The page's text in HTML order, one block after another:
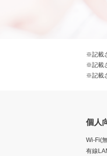
※記載
※記載
※記載
個人
Wi-Fi(
有線